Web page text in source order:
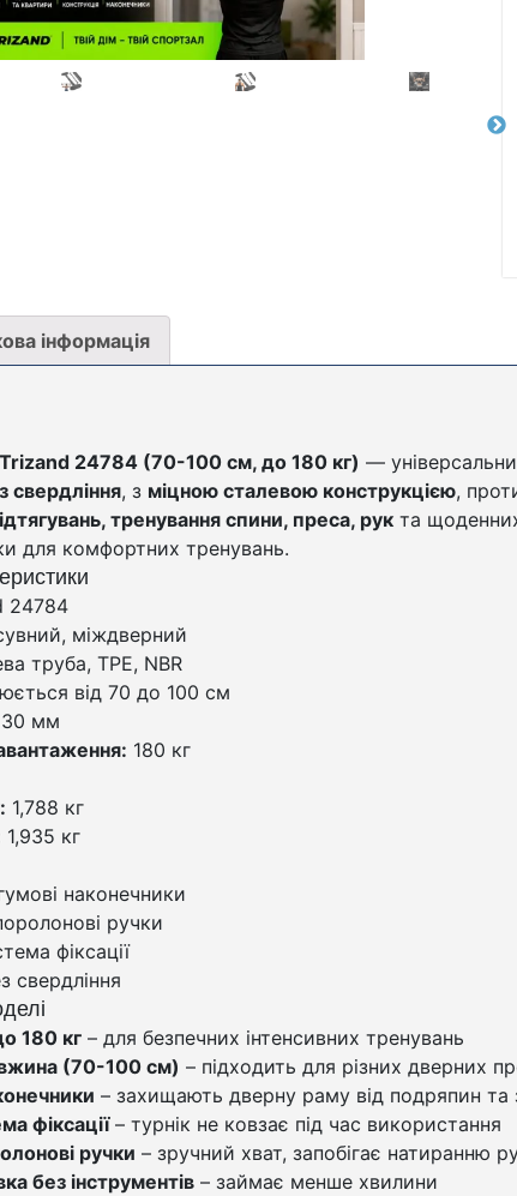
інформація
Trizand 24784 (70-100 см, до 180 кг) —
свердління, з міцною сталевою конструкцією,
тренування спини, преса, рук та
для комфортних тренувань.
24784
міждверний
труба, TPE, NBR
від 70 до 100 см
30 мм
180 кг
1,788 кг
1,935 кг
наконечники
ручки
фіксації
свердління
180 кг – для безпечних інтенсивних тренувань
(70-100 см) – підходить для різних дверних
– захищають дверну раму від подряпин та
фіксації– турнік не ковзає під час використання
ручки – зручний хват, запобігає натиранню
без інструментів – займає менше хвилини